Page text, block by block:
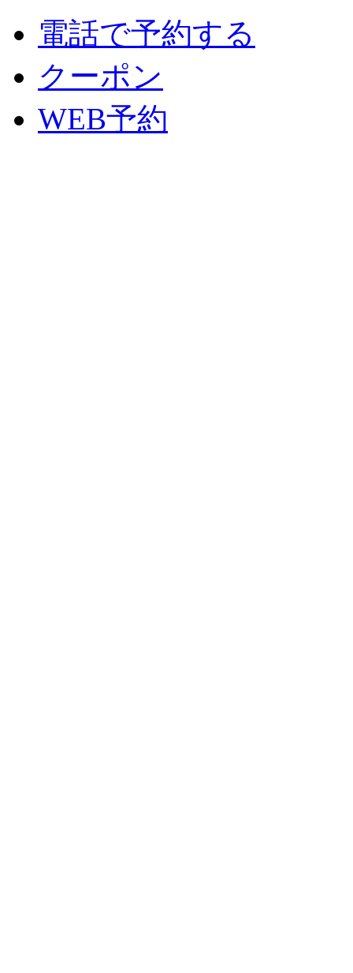
電話で予約する
クーポン
WEB予約